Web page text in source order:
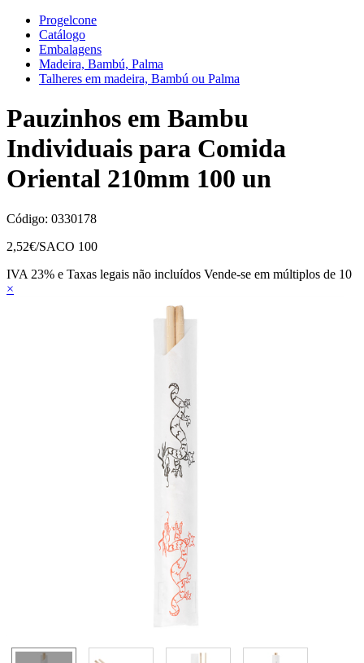
Progelcone
Catálogo
Embalagens
Madeira, Bambú, Palma
Talheres em madeira, Bambú ou Palma
Pauzinhos em Bambu
Individuais para Comida
Oriental 210mm 100 un
Código: 0330178
2,52€/SACO 100
IVA 23% e Taxas legais não incluídos Vende-se em múltiplos de 10
×